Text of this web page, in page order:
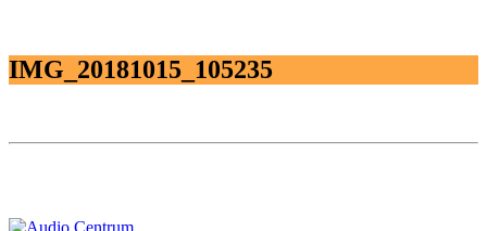
IMG_20181015_105235